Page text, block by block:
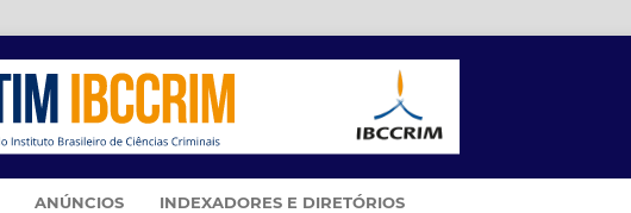
ANÚNCIOS INDEXADORES E DIRETÓRIOS